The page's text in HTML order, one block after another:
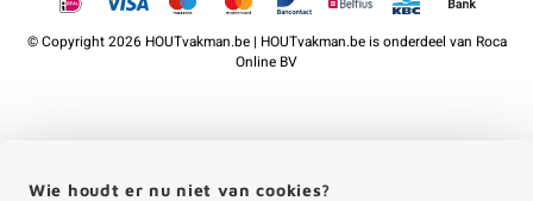
©Copyright2026 HOUTvakman.be | HOUTvakman.be is onderdeel van Roca
Online BV
Wie houdt er nu niet van cookies?